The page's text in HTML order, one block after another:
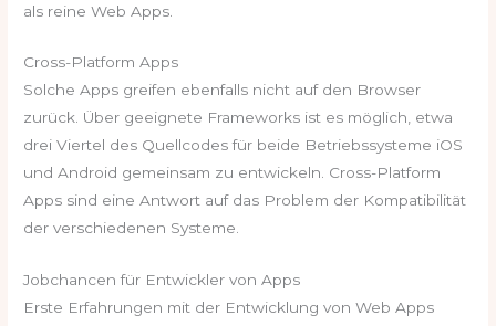
als reine Web Apps.
Cross-Platform Apps
Solche Apps greifen ebenfalls nicht auf den Browser
zurück. Über geeignete Frameworks ist es möglich, etwa
drei Viertel des Quellcodes für beide Betriebssysteme iOS
und Android gemeinsam zu entwickeln. Cross-Platform
Apps sind eine Antwort auf das Problem der Kompatibilität
der verschiedenen Systeme.
Jobchancen für Entwickler von Apps
Erste Erfahrungen mit der Entwicklung von Web Apps